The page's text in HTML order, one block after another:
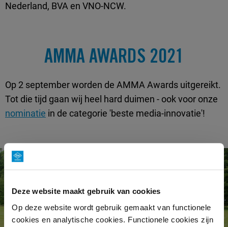
Deze website maakt gebruik van cookies
Op deze website wordt gebruik gemaakt van functionele
cookies en analytische cookies. Functionele cookies zijn
Nederland, BVA en VNO-NCW.
AMMA AWARDS 2021
Op 2 september worden de AMMA Awards uitgereikt.
Tot die tijd gaan wij heel hard duimen - ook voor onze
nominatie in de categorie 'beste media-innovatie'!